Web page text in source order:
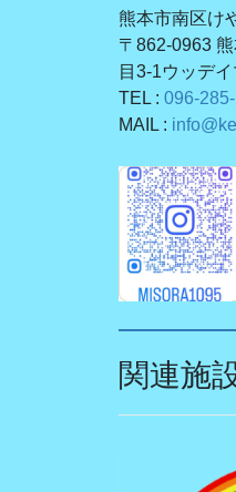
熊本市南区け
〒862-0963
目3-1ウッデ
TEL :096-
MAIL :
関連施